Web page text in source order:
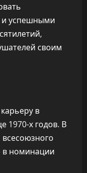
и успешными
своим
в
1970-х годов. В
всесоюзного
в номинации